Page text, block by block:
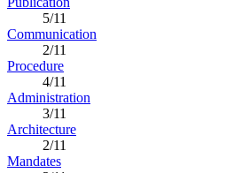
5/11
Communication
2/11
Procedure
4/11
Administration
3/11
Architecture
2/11
Mandates